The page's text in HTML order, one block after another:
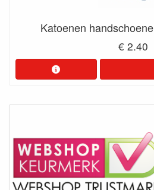
Katoenen
€ 2.40